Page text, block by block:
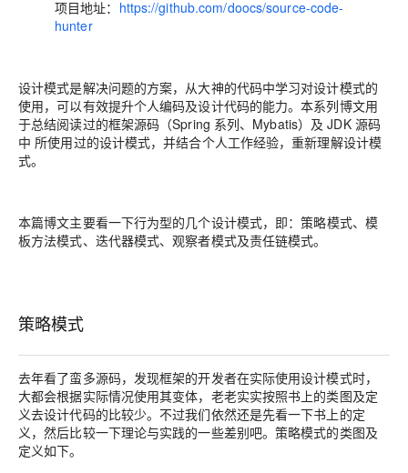
项目地址： https://github.com/doocs/source-code-
hunter
设计模式是解决问题的方案，从大神的代码中学习对设计模式的
使用，可以有效提升个人编码及设计代码的能力。本系列博文用
于总结阅读过的框架源码（Spring 系列、Mybatis）及 JDK 源码
中 所使用过的设计模式，并结合个人工作经验，重新理解设计模
式。
本篇博文主要看一下行为型的几个设计模式，即：策略模式、模
板方法模式、迭代器模式、观察者模式及责任链模式。
策略模式
去年看了蛮多源码，发现框架的开发者在实际使用设计模式时，
大都会根据实际情况使用其变体，老老实实按照书上的类图及定
义去设计代码的比较少。不过我们依然还是先看一下书上的定
义，然后比较一下理论与实践的一些差别吧。策略模式的类图及
定义如下。